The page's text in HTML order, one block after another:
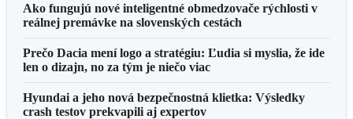
Ako fungujú nové inteligentné obmedzovače rýchlosti v
reálnej premávke na slovenských cestách
Prečo Dacia mení logo a stratégiu: Ľudia si myslia, že ide
len o dizajn, no za tým je niečo viac
Hyundai a jeho nová bezpečnostná klietka: Výsledky
crash testov prekvapili aj expertov